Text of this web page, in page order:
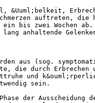
auftreten, die
ein bis zwei Wochen ab.
anhaltende
aus (sog.
die durch
und
sein.
der Ausscheidung